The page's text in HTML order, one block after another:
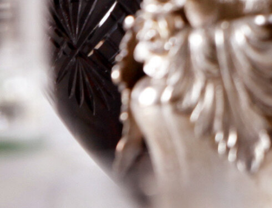
Information
Producent Argiano
Årgång 2023
Land Italien
Område Toskana
Färg Rött
75cl
–